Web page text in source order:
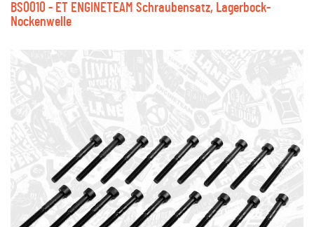
BS0010 - ET ENGINETEAM Schraubensatz, Lagerbock-
Nockenwelle